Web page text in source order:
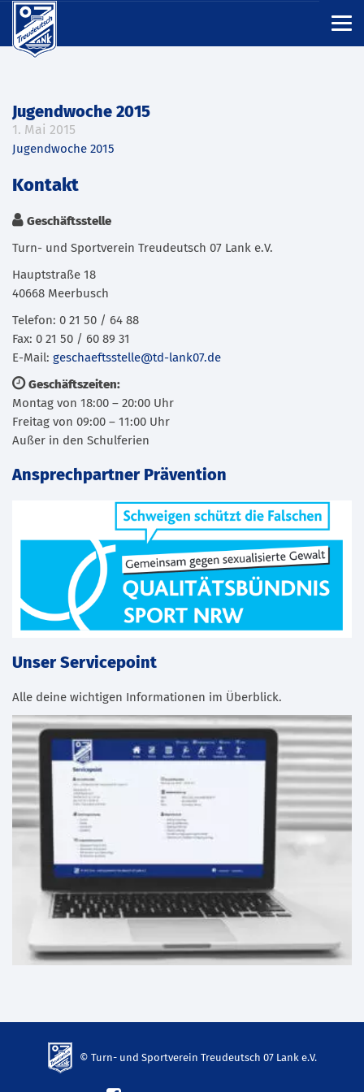
Jugendwoche 2015
1. Mai 2015
Jugendwoche 2015
Kontakt
Geschäftsstelle
Turn- und Sportverein Treudeutsch 07 Lank e.V.
Hauptstraße 18
40668 Meerbusch
Telefon: 0 21 50 / 64 88
Fax: 0 21 50 / 60 89 31
E-Mail: geschaeftsstelle@td-lank07.de
Geschäftszeiten:
Montag von 18:00 – 20:00 Uhr
Freitag von 09:00 – 11:00 Uhr
Außer in den Schulferien
Ansprechpartner Prävention
Unser Servicepoint
Alle deine wichtigen Informationen im Überblick.
© Turn- und Sportverein Treudeutsch 07 Lank e.V.